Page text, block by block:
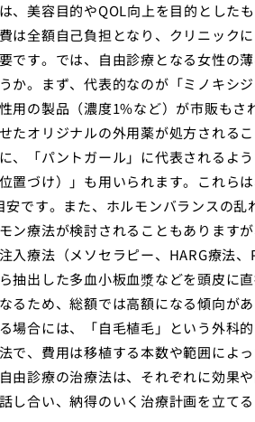
、美容目的やQOL向上を目的とした
は全額自己負担となり、クリニック
です。では、自由診療となる女性の
か。まず、代表的なのが「ミノキシ
用の製品（濃度1%など）が市販も
たオリジナルの外用薬が処方される
、「パントガール」に代表されるよ
置づけ）」も用いられます。これら
です。また、ホルモンバランスの
ン療法が検討されることもあります
入療法（メソセラピー、HARG療法
抽出した多血小板血漿などを頭皮に
るため、総額では高額になる傾向が
場合には、「自毛植毛」という外科
で、費用は移植する本数や範囲によ
由診療の治療法は、それぞれに効果
し合い、納得のいく治療計画を立てる